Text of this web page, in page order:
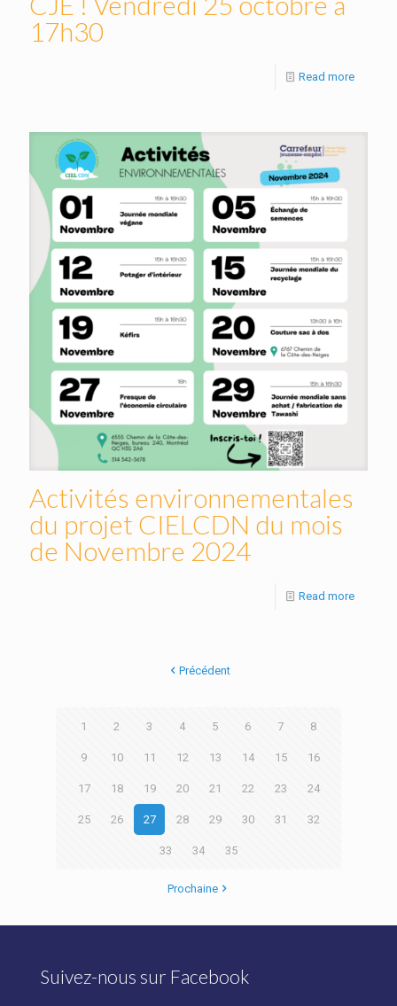
17h30
Read more
Activités environnementales
du projet CIELCDN du mois
de Novembre 2024
Read more
Précédent
1 2 3 4 5 6 7 8
9 10 11 12 13 14 15 16
17 18 19 20 21 22 23 24
25 26 27 28 29 30 31 32
33 34 35
Prochaine
Suivez-nous sur Facebook